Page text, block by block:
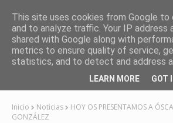
Inicio Noticias
HOY OS PRESENTAMOS A
GONZÁLEZ
This site uses cookies from Google to
and to analyze traffic. Your IP address
shared with Google along with
metrics to ensure quality of service,
statistics, and to detect and address
LEARN MORE GOT